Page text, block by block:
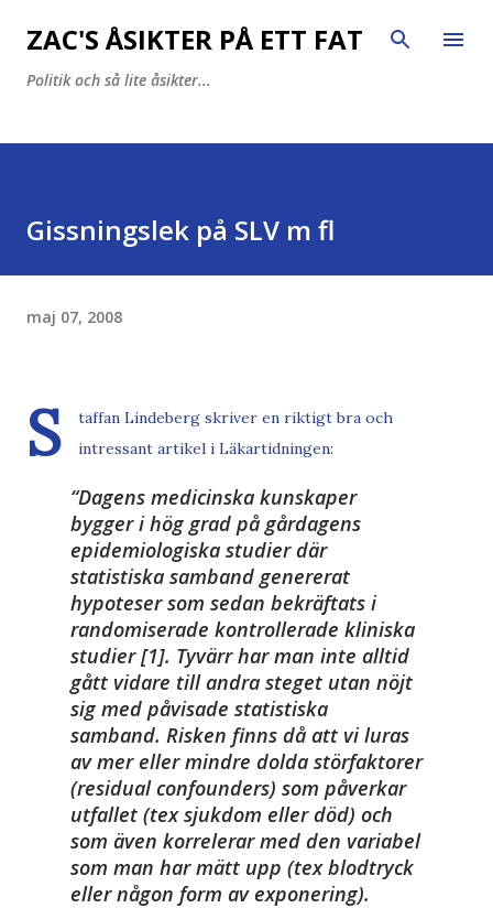
Fortsätt till huvudinnehåll
ZAC'S ÅSIKTER PÅ ETT FAT
Politik och så lite åsikter...
Gissningslek på SLV m fl
maj 07, 2008
S
taffan Lindeberg skriver en riktigt bra och
intressant artikel i Läkartidningen:
Dagens medicinska kunskaper
bygger i hög grad på gårdagens
epidemiologiska studier där
statistiska samband genererat
hypoteser som sedan bekräftats i
randomiserade kontrollerade kliniska
studier [1]. Tyvärr har man inte alltid
gått vidare till andra steget utan nöjt
sig med påvisade statistiska
samband. Risken finns då att vi luras
av mer eller mindre dolda störfaktorer
(residual confounders) som påverkar
utfallet (tex sjukdom eller död) och
som även korrelerar med den variabel
som man har mätt upp (tex blodtryck
eller någon form av exponering).